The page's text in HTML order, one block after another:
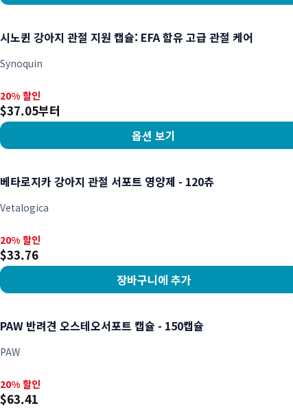
시노퀸 강아지 관절 지원 캡슐: EFA 함유 고급 관절 케어
Synoquin
20% 할인, $37.05부터
20% 할인
$37.05부터
옵션 보기
베타로지카 강아지 관절 서포트 영양제 - 120츄
Vetalogica
20% 할인, $33.76
20% 할인
$33.76
장바구니에 추가
PAW 반려견 오스테오서포트 캡슐 - 150캡슐
PAW
20% 할인, $63.41
20% 할인
$63.41